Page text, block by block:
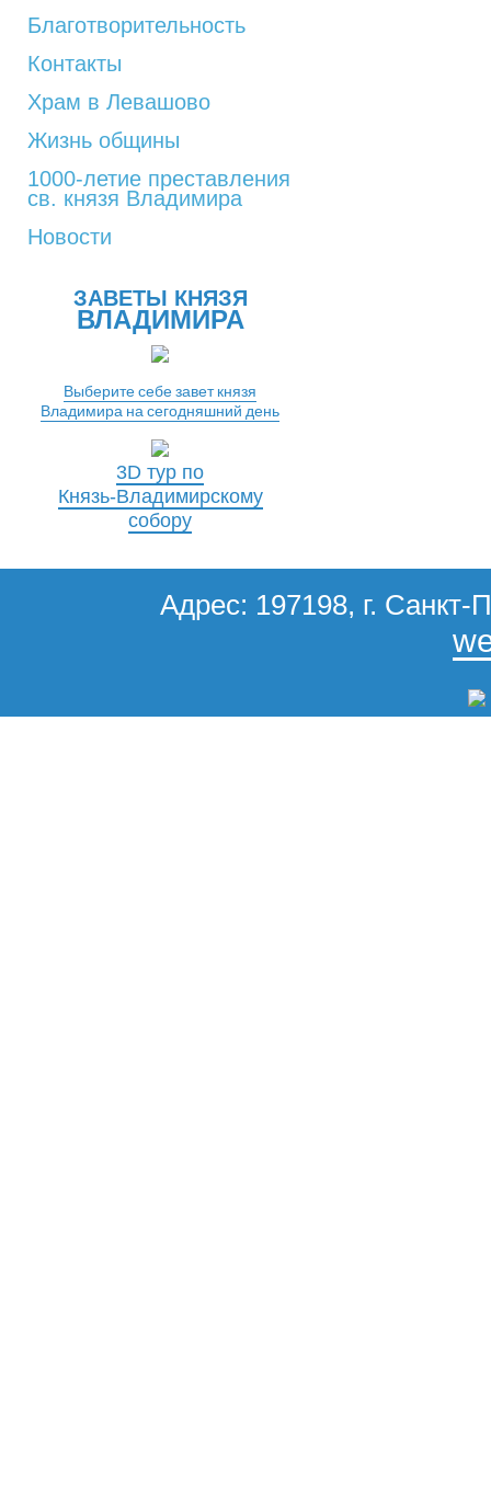
Благотворительность
Контакты
Храм в Левашово
Жизнь общины
1000-летие преставления
св. князя Владимира
Новости
ЗАВЕТЫ КНЯЗЯ
ВЛАДИМИРА
Выберите себе завет князя
Владимира на сегодняшний день
3D тур по
Князь-Владимирскому
собору
Адрес: 197198, г. Санкт-